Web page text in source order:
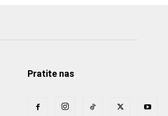
Pratite nas